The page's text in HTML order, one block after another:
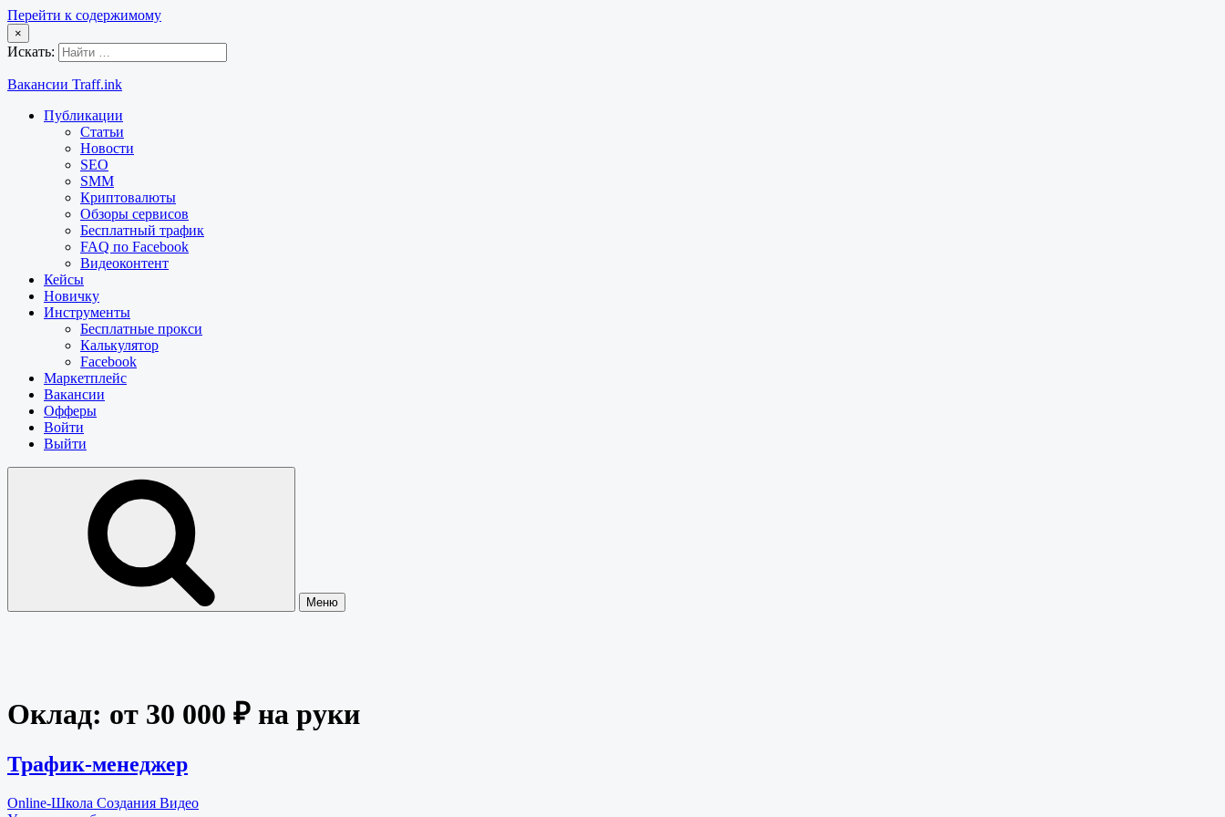
Перейти к содержимому
×
Искать:
Вакансии Traff.ink
Публикации
Статьи
Новости
SEO
SMM
Криптовалюты
Обзоры сервисов
Бесплатный трафик
FAQ по Facebook
Видеоконтент
Кейсы
Новичку
Инструменты
Бесплатные прокси
Калькулятор
Facebook
Маркетплейс
Вакансии
Офферы
Войти
Выйти
Меню
Оклад: от 30 000 ₽ на руки
Трафик-менеджер
Online-Школа Создания Видео